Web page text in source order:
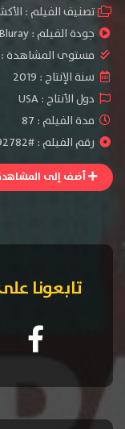
تصنيف الفيلم :
جودة الفيلم :Bluray
مستوى المشاهدة :
سنة الإنتاج : 2019
دول الأنتاج :USA
مدة الفيلم : 87
رقم الفيلم : #92782
أضف إلى
تابعونا